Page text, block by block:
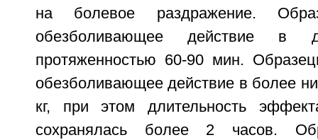
на болевое раздражение.
обезболивающее действие в
протяженностью 60-90 мин.
обезболивающее действие в более
кг, при этом длительность
сохранялась более 2 часов.